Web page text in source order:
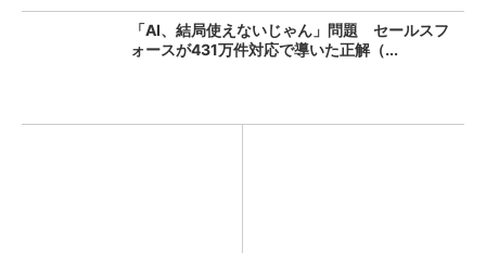
「AI、結局使えないじゃん」問題 セールスフ
ォースが431万件対応で導いた正解（...